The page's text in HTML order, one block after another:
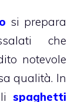
si prepara
che
notevole
qualità. In
spaghetti